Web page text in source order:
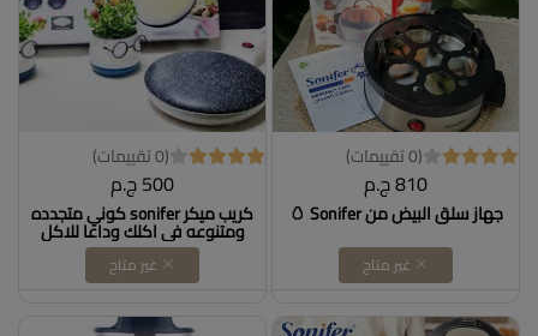
(0 تقييمات)
810 ج.م
جهاز سلق البيض من Sonifer 🥚
غير متاح
(0 تقييمات)
500 ج.م
كريب ميكر sonifer كوني متجدده
ومتنوعه في اكلك وداعا للاكل
الجاهز الغير صحي تقدري تعملي
B0BXPW54X6
غير متاح